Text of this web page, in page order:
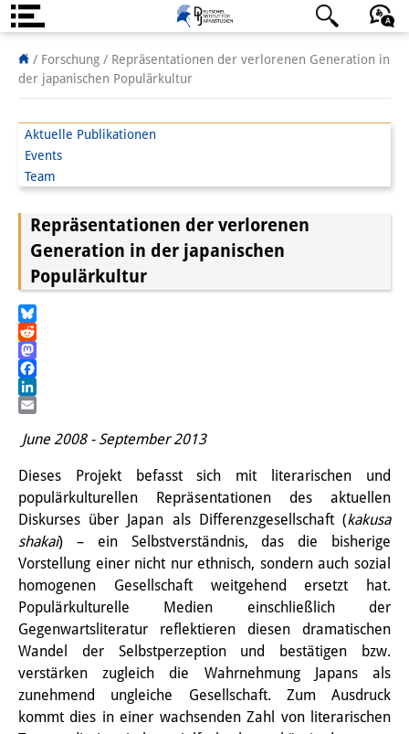
Über uns
Institut
Team
Institutsleitung
Forschungsteam
Publikationen &
Wissenschaftskommunikation
PraktikantInnen
DIJ Alumni
Forschung
Forschungsüberblick
Forschungsfeld:
Nachhaltigkeit in Japan
Forschungsfeld:
Digitale Transformation
日本語 English Deutsch
/ Forschung / Repräsentationen der verlorenen Generation in
der japanischen Populärkultur
Aktuelle Publikationen
Events
Team
Repräsentationen der verlorenen
Generation in der japanischen
Populärkultur
Bluesky
Reddit
Mastodon
Facebook
LinkedIn
June 2008 - September 2013
Dieses Projekt befasst sich mit literarischen und
populärkulturellen Repräsentationen des aktuellen
Diskurses über Japan als Differenzgesellschaft (kakusa
shakai) – ein Selbstverständnis, das die bisherige
Vorstellung einer nicht nur ethnisch, sondern auch sozial
homogenen Gesellschaft weitgehend ersetzt hat.
Populärkulturelle Medien einschließlich der
Gegenwartsliteratur reflektieren diesen dramatischen
Wandel der Selbstperzeption und bestätigen bzw.
verstärken zugleich die Wahrnehmung Japans als
zunehmend ungleiche Gesellschaft. Zum Ausdruck
kommt dies in einer wachsenden Zahl von literarischen